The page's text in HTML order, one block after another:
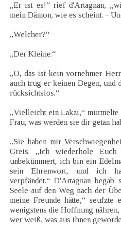
„Er ist es!“ rief d'Artagnan,
mein Dämon, wie es scheint. –
„Welcher?“
„Der Kleine.“
„O, das ist kein vornehmer
auch trug er keinen Degen, und
rücksichtslos.“
„Vielleicht ein Lakai,“ murmelte
Frau, was werden sie dir getan
„Sie haben mir
Greis. „Ich wiederhole Euch
unbekümmert, ich bin ein
sein Ehrenwort, und ich
verpfändet.“ D'Artagnan
Seele auf den Weg nach der
meine Freunde hätte,“ seufzte
wenigstens die Hoffnung
wer weiß, was aus ihnen